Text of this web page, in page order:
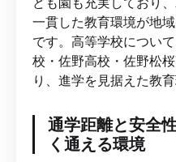
一貫した教育環境が地
です。高等学校につい
校・佐野高校・佐野松
り、進学を見据えた教
通学距離と安全
く通える環境